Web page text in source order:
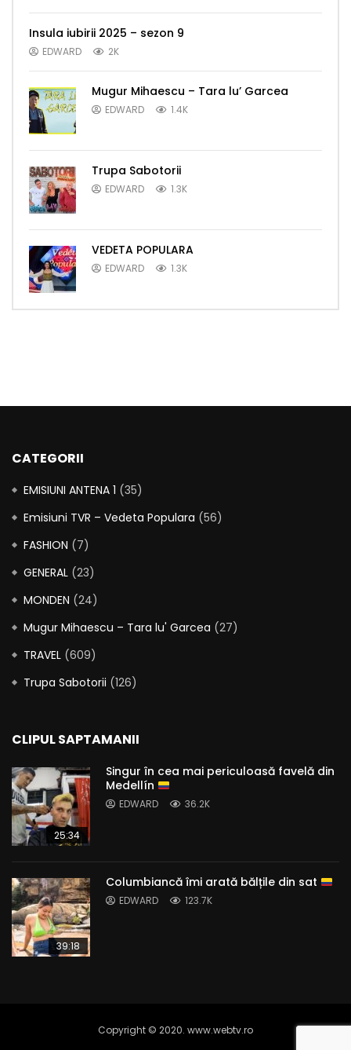
Insula iubirii 2025 – sezon 9
EDWARD 2K
Mugur Mihaescu – Tara lu’ Garcea
EDWARD 1.4K
Trupa Sabotorii
EDWARD 1.3K
VEDETA POPULARA
EDWARD 1.3K
CATEGORII
EMISIUNI ANTENA 1 (35)
Emisiuni TVR – Vedeta Populara (56)
FASHION (7)
GENERAL (23)
MONDEN (24)
Mugur Mihaescu – Tara lu' Garcea (27)
TRAVEL (609)
Trupa Sabotorii (126)
CLIPUL SAPTAMANII
25:34
Singur în cea mai periculoasă favelă din
Medellín
EDWARD 36.2K
39:18
Columbiancă îmi arată bălțile din sat
EDWARD 123.7K
Copyright © 2020. www.webtv.ro